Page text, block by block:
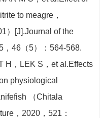
to meagre，
）[J].Journal of the
，46（5）：564-568.
H，LEK S，et al.Effects
physiological
（Chitala
，2020，521：